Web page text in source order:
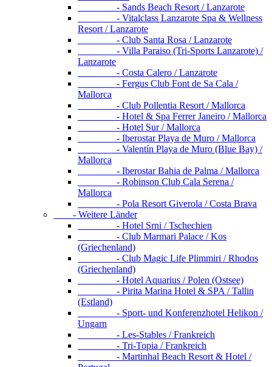
- Sands Beach Resort / Lanzarote
- Vitalclass Lanzarote Spa & Wellness
Resort / Lanzarote
- Club Santa Rosa / Lanzarote
- Villa Paraiso (Tri-Sports Lanzarote) /
Lanzarote
- Costa Calero / Lanzarote
- Fergus Club Font de Sa Cala /
Mallorca
- Club Pollentia Resort / Mallorca
- Hotel & Spa Ferrer Janeiro / Mallorca
- Hotel Sur / Mallorca
- Iberostar Playa de Muro / Mallorca
- Valentín Playa de Muro (Blue Bay) /
Mallorca
- Iberostar Bahia de Palma / Mallorca
- Robinson Club Cala Serena /
Mallorca
- Pola Resort Giverola / Costa Brava
- Weitere Länder
- Hotel Srni / Tschechien
- Club Marmari Palace / Kos
(Griechenland)
- Club Magic Life Plimmiri / Rhodos
(Griechenland)
- Hotel Aquarius / Polen (Ostsee)
- Pirita Marina Hotel & SPA / Tallin
(Estland)
- Sport- und Konferenzhotel Helikon /
Ungarn
- Les-Stables / Frankreich
- Tri-Topia / Frankreich
- Martinhal Beach Resort & Hotel /